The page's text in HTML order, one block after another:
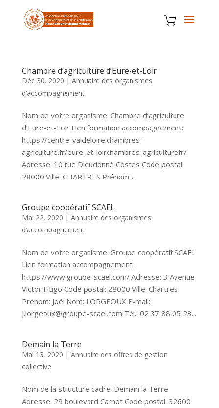
Chambre d’agriculture d’Eure-et-Loir
Déc 30, 2020 | Annuaire des organismes
d’accompagnement
Nom de votre organisme: Chambre d’agriculture
d’Eure-et-Loir Lien formation accompagnement:
https://centre-valdeloire.chambres-
agriculture.fr/eure-et-loirchambres-agriculturefr/
Adresse: 10 rue Dieudonné Costes Code postal:
28000 Ville: CHARTRES Prénom:...
Groupe coopératif SCAEL
Mai 22, 2020 | Annuaire des organismes
d’accompagnement
Nom de votre organisme: Groupe coopératif SCAEL
Lien formation accompagnement:
https://www.groupe-scael.com/ Adresse: 3 Avenue
Victor Hugo Code postal: 28000 Ville: Chartres
Prénom: Joël Nom: LORGEOUX E-mail:
j.lorgeoux@groupe-scael.com Tél.: 02 37 88 05 23...
Demain la Terre
Mai 13, 2020 | Annuaire des offres de gestion
collective
Nom de la structure cadre: Demain la Terre
Adresse: 29 boulevard Carnot Code postal: 32600